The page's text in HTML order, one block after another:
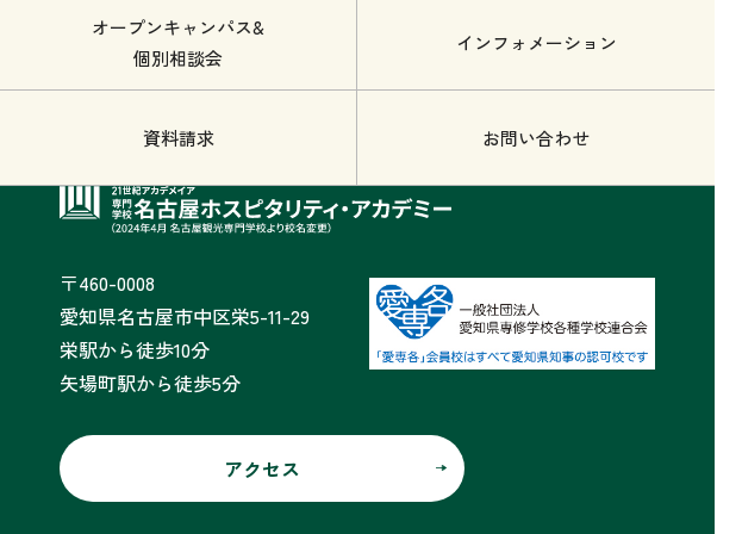
オープンキャンパス&
個別相談会
インフォメーション
資料請求 お問い合わせ
〒460-0008
愛知県名古屋市中区栄5-11-29
栄駅から徒歩10分
矢場町駅から徒歩5分
アクセス